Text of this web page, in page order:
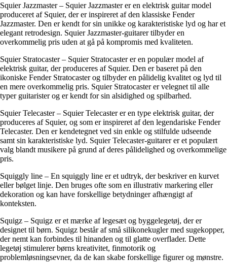
Squier Jazzmaster – Squier Jazzmaster er en elektrisk guitar model
produceret af Squier, der er inspireret af den klassiske Fender
Jazzmaster. Den er kendt for sin unikke og karakteristiske lyd og har et
elegant retrodesign. Squier Jazzmaster-guitarer tilbyder en
overkommelig pris uden at gå på kompromis med kvaliteten.
Squier Stratocaster – Squier Stratocaster er en populær model af
elektrisk guitar, der produceres af Squier. Den er baseret på den
ikoniske Fender Stratocaster og tilbyder en pålidelig kvalitet og lyd til
en mere overkommelig pris. Squier Stratocaster er velegnet til alle
typer guitarister og er kendt for sin alsidighed og spilbarhed.
Squier Telecaster – Squier Telecaster er en type elektrisk guitar, der
produceres af Squier, og som er inspireret af den legendariske Fender
Telecaster. Den er kendetegnet ved sin enkle og stilfulde udseende
samt sin karakteristiske lyd. Squier Telecaster-guitarer er et populært
valg blandt musikere på grund af deres pålidelighed og overkommelige
pris.
Squiggly line – En squiggly line er et udtryk, der beskriver en kurvet
eller bølget linje. Den bruges ofte som en illustrativ markering eller
dekoration og kan have forskellige betydninger afhængigt af
konteksten.
Squigz – Squigz er et mærke af legesæt og byggelegetøj, der er
designet til børn. Squigz består af små silikonekugler med sugekopper,
der nemt kan forbindes til hinanden og til glatte overflader. Dette
legetøj stimulerer børns kreativitet, finmotorik og
problemløsningsevner, da de kan skabe forskellige figurer og mønstre.